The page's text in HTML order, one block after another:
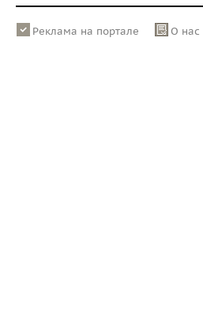
Реклама на портале О нас